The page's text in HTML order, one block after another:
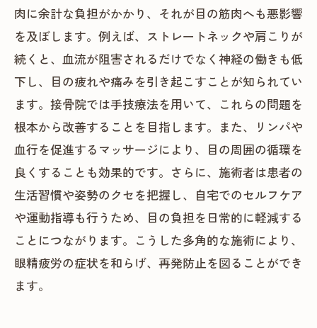
肉に余計な負担がかかり、それが目の筋肉へも悪影響
を及ぼします。例えば、ストレートネックや肩こりが
続くと、血流が阻害されるだけでなく神経の働きも低
下し、目の疲れや痛みを引き起こすことが知られてい
ます。接骨院では手技療法を用いて、これらの問題を
根本から改善することを目指します。また、リンパや
血行を促進するマッサージにより、目の周囲の循環を
良くすることも効果的です。さらに、施術者は患者の
生活習慣や姿勢のクセを把握し、自宅でのセルフケア
や運動指導も行うため、目の負担を日常的に軽減する
ことにつながります。こうした多角的な施術により、
眼精疲労の症状を和らげ、再発防止を図ることができ
ます。